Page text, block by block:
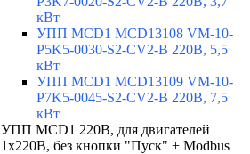
кВт
УПП MCD1 MCD13108 VM-10-
P5K5-0030-S2-CV2-B 220В, 5,5
кВт
УПП MCD1 MCD13109 VM-10-
P7K5-0045-S2-CV2-B 220В, 7,5
кВт
УПП MCD1 220В, для двигателей
1х220В, без кнопки "Пуск" + Modbus